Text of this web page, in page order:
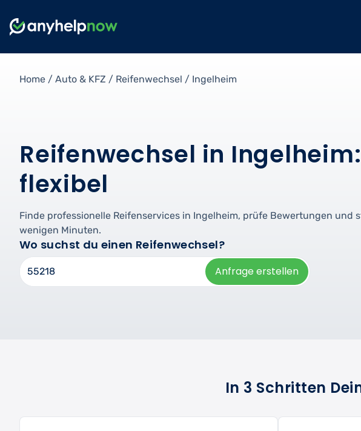
Home / Auto & KFZ / Reifenwechsel / Ingelheim
Reifenwechsel in
flexibel
Finde professionelle Reifenservices in Ingelheim, prüfe Bewertungen und
wenigen Minuten.
Wo suchst du einen Reifenwechsel?
Anfrage erstellen
In 3 Schritten